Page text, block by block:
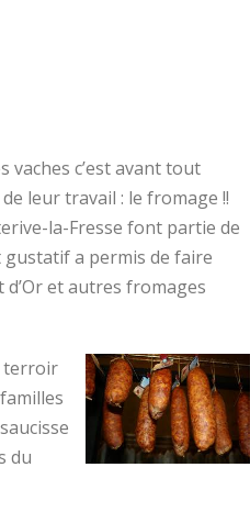
vaches c’est avant tout
leur travail : le fromage !!
la-Fresse font partie de
a permis de faire
et autres fromages
terroir
du